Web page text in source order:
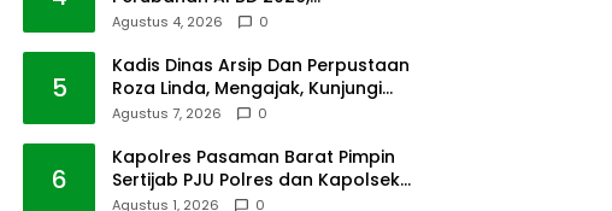
Pendapatan Pasbar Naik 15
Agustus 4, 2026 0
5
Kadis Dinas Arsip Dan Perpustaan
Roza Linda, Mengajak, Kunjungi
Depo Arsip
Agustus 7, 2026 0
6
Kapolres Pasaman Barat Pimpin
Sertijab PJU Polres dan Kapolsek
Sungai Beremas
Agustus 1, 2026 0